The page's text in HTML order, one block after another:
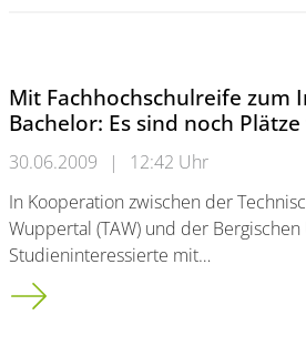
Mit Fachhochschulreife zum
Bachelor: Es sind noch
30.06.2009 |
12:42 Uhr
In Kooperation zwischen der
Wuppertal (TAW) und der
Studieninteressierte mit…
Mit Fachhochschulreife zum